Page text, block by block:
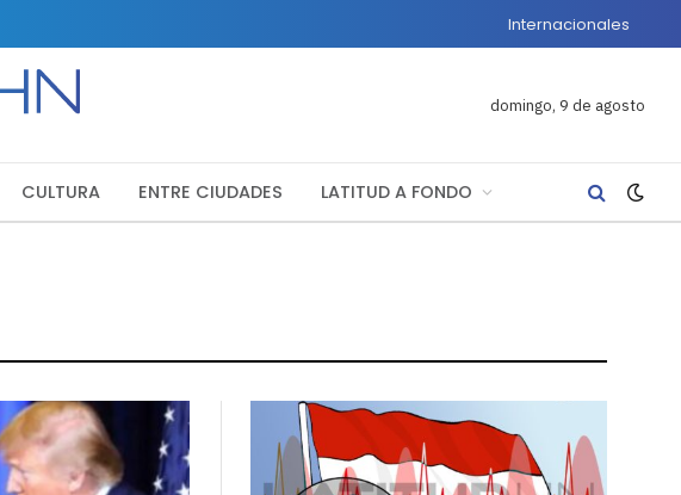
Internacionales
domingo, 9 de agosto
CULTURA ENTRE CIUDADES LATITUD A FONDO